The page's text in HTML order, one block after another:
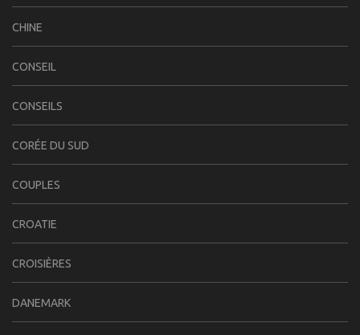
CHINE
CONSEIL
CONSEILS
CORÉE DU SUD
COUPLES
CROATIE
CROISIÈRES
DANEMARK